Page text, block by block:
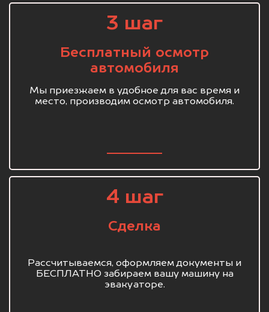
3 шаг
Бесплатный осмотр
автомобиля
Мы приезжаем в удобное для вас время и
место, производим осмотр автомобиля.
4 шаг
Сделка
Рассчитываемся, оформляем документы и
БЕСПЛАТНО забираем вашу машину на
эвакуаторе.